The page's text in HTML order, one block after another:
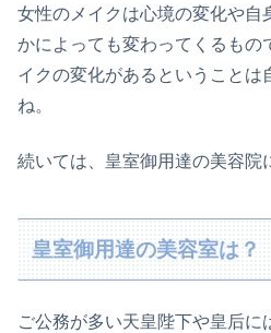
女性のメイクは心境の変化や自
かによっても変わってくるもの
イクの変化があるということは
ね。
続いては、皇室御用達の美容院
皇室御用達の美容室は？
ご公務が多い天皇陛下や皇后